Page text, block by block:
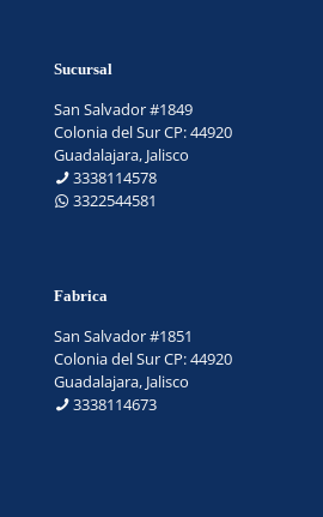
Sucursal
San Salvador #1849
Colonia del Sur CP: 44920
Guadalajara, Jalisco
3338114578
3322544581
Fabrica
San Salvador #1851
Colonia del Sur CP: 44920
Guadalajara, Jalisco
3338114673